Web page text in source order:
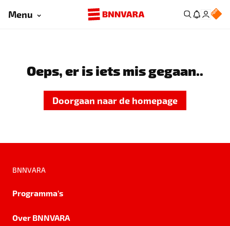
Menu
Oeps, er is iets mis gegaan..
Doorgaan naar de homepage
BNNVARA
Programma's
Over BNNVARA